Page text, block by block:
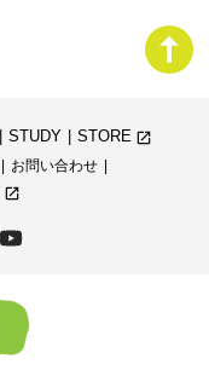
STUDY STORE launch
お問い合わせ
launch